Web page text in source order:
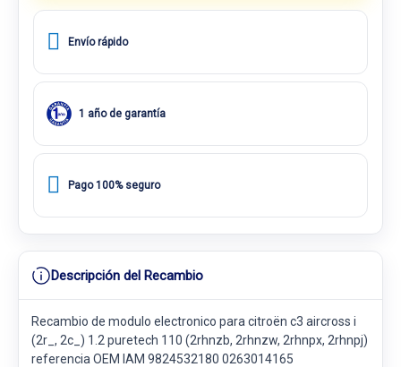
Envío rápido
1 año de garantía
Pago 100% seguro
Descripción del Recambio
Recambio de modulo electronico para citroën c3 aircross i
(2r_, 2c_) 1.2 puretech 110 (2rhnzb, 2rhnzw, 2rhnpx, 2rhnpj)
referencia OEM IAM 9824532180 0263014165